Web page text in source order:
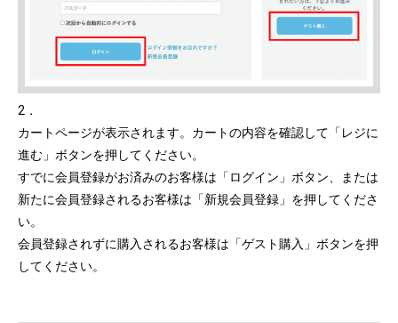
2．
カートページが表示されます。カートの内容を確認して「レジに
進む」ボタンを押してください。
すでに会員登録がお済みのお客様は「ログイン」ボタン、または
新たに会員登録されるお客様は「新規会員登録」を押してくださ
い。
会員登録されずに購入されるお客様は「ゲスト購入」ボタンを押
してください。